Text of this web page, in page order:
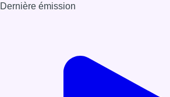
Dernière émission